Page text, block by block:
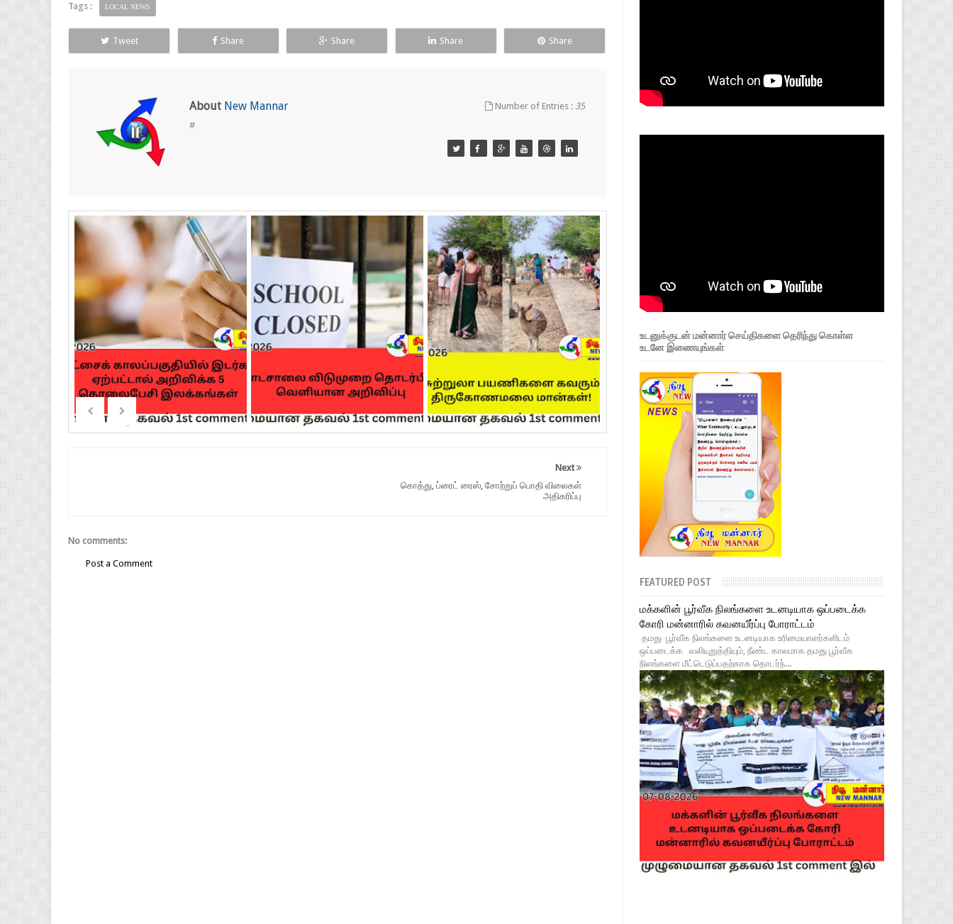
Tags : LOCAL NEWS
Tweet Share Share Share Share
About New Mannar Number of Entries :35
#
Next
கொத்து, ப்ரைட் ரைஸ், சோற்றுப் பொதி விலைகள்
அதிகரிப்பு
No comments:
Post a Comment
உடனுக்குடன் மன்னார் செய்திகளை தெரிந்து கொள்ள
உடனே இணையுங்கள்
FEATURED POST
மக்களின் பூர்வீக நிலங்களை உடனடியாக ஒப்படைக்க
கோரி மன்னாரில் கவனயீர்ப்பு போராட்டம்
தமது பூர்வீக நிலங்களை உடனடியாக உரிமையாளர்களிடம்
ஒப்படைக்க வலியுறுத்தியும், நீண்ட காலமாக தமது பூர்வீக
நிலங்களை மீட்டெடுப்பதற்காக தொடர்ந்...